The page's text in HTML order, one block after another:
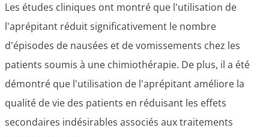
Les études cliniques ont montré que l'utilisation de
l'aprépitant réduit significativement le nombre
d'épisodes de nausées et de vomissements chez les
patients soumis à une chimiothérapie. De plus, il a été
démontré que l'utilisation de l'aprépitant améliore la
qualité de vie des patients en réduisant les effets
secondaires indésirables associés aux traitements